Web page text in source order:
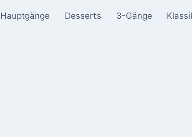
Hauptgänge Desserts 3-Gänge